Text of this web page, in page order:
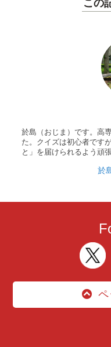
この
於島（おじま）です。高
た。クイズは初心者です
と」を届けられるよう頑
於